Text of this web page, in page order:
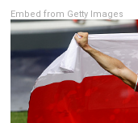
Embed from Getty Images